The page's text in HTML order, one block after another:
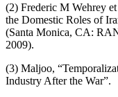
(2) Frederic M Wehrey
the Domestic Roles of
(Santa Monica, CA:
2009).
(3) Maljoo,
Industry After the War”.